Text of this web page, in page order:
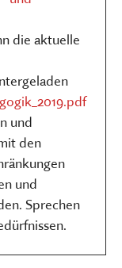
die aktuelle
und
den
und
Sprechen